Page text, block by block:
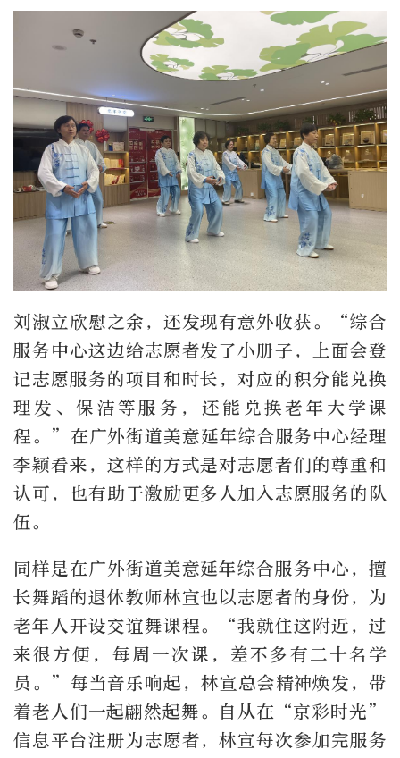
刘淑立欣慰之余，还发现有意外收获。“综合
服务中心这边给志愿者发了小册子，上面会登
记志愿服务的项目和时长，对应的积分能兑换
理发、保洁等服务，还能兑换老年大学课
程。”在广外街道美意延年综合服务中心经理
李颖看来，这样的方式是对志愿者们的尊重和
认可，也有助于激励更多人加入志愿服务的队
伍。
同样是在广外街道美意延年综合服务中心，擅
长舞蹈的退休教师林宣也以志愿者的身份，为
老年人开设交谊舞课程。“我就住这附近，过
来很方便，每周一次课，差不多有二十名学
员。”每当音乐响起，林宣总会精神焕发，带
着老人们一起翩然起舞。自从在“京彩时光”
信息平台注册为志愿者，林宣每次参加完服务